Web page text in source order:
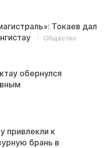
Токаев дал
Общество
обернулся
привлекли к
брань в